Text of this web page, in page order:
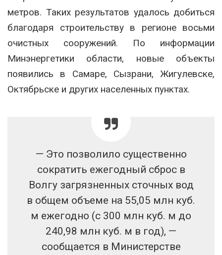
метров. Таких результатов удалось добиться
благодаря строительству в регионе восьми
очистных сооружений. По информации
Минэнергетики области, новые объекты
появились в Самаре, Сызрани, Жигулевске,
Октябрьске и других населенных пунктах.
— Это позволило существенно
сократить ежегодный сброс в
Волгу загрязненных сточных вод
в общем объеме на 55,05 млн куб.
м ежегодно (с 300 млн куб. м до
240,98 млн куб. м в год), —
сообщается в Министерстве